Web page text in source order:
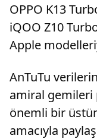
OPPO K13
iQOO Z10
Apple
AnTuTu
amiral gemileri
önemli bir
amacıyla